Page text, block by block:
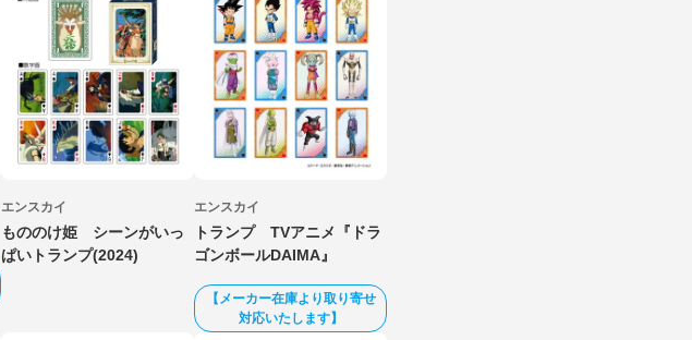
エンスカイ
もののけ姫 シーンがいっ
ぱいトランプ(2024)
エンスカイ
トランプ TVアニメ『ドラ
ゴンボールDAIMA』
【メーカー在庫より取り寄せ
対応いたします】